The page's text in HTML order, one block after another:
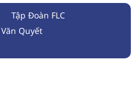
Tập Đoàn FLC
Quyết